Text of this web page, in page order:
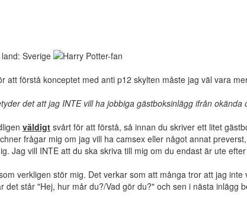
att förstå konceptet med anti p12 skylten måste jag väl vara
det att jag INTE vill ha jobbiga gästboksinlägg ifrån
väldigt svårt för att förstå, så innan du skriver ett litet
frågar mig om jag vill ha camsex eller något annat
Jag vill INTE att du ska skriva till mig om du endast är ute
verkligen stör mig. Det verkar som att många tror att jag
det står "Hej, hur mår du?/Vad gör du?" och sen i nästa inlägg